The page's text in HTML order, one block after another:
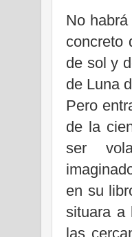
No
concreto
de sol y
de Luna
Pero
de la
ser
en su
situara a
las